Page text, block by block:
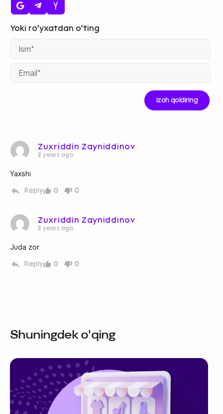
Zuxriddin Zayniddinov
2 years ago
Yaxshi
0 0
Reply
Zuxriddin Zayniddinov
2 years ago
Juda zor
0 0
Reply
Shuningdek o'qing